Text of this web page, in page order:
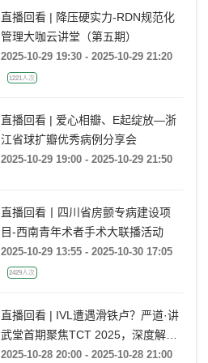
直播回看 | 降压硬实力-RDN规范化
管理大咖云讲堂（第五期）
2025-10-29 19:30 - 2025-10-29 21:20
1221人次
直播回看 | 爱心相瓣、E起绽放—浙
江省球扩瓣优秀病例分享会
2025-10-29 19:00 - 2025-10-29 21:50
直播回看丨四川省房颤专病建设项
目-西南青年术者手术大联播活动
2025-10-29 13:55 - 2025-10-30 17:05
2429人次
直播回看 | IVL遭遇滑铁卢？严道·讲
武堂首期聚焦TCT 2025，深度解读
VICTORY&ShortCUT研究
2025-10-28 20:00 - 2025-10-28 21:00